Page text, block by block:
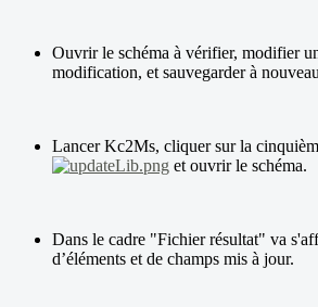
Ouvrir le schéma à vérifier, modifier
modification, et sauvegarder à
Lancer Kc2Ms, cliquer sur la
et ouvrir le schéma.
Dans le cadre "Fichier résultat" va
d’éléments et de champs mis à jour.